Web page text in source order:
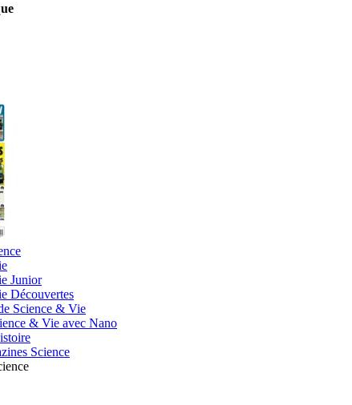
Junior
Découvertes
Science & Vie
& Vie avec Nano
Science